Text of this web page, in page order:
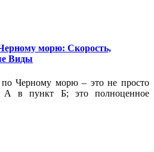
морю: Скорость,
Виды
Черному морю – это не просто
А в пункт Б; это полноценное